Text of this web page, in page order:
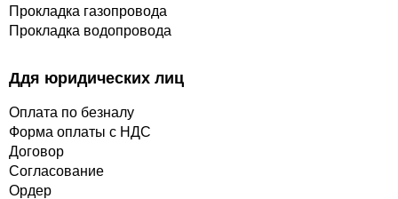
Прокладка газопровода
Прокладка водопровода
Ддя юридических лиц
Оплата по безналу
Форма оплаты с НДС
Договор
Согласование
Ордер